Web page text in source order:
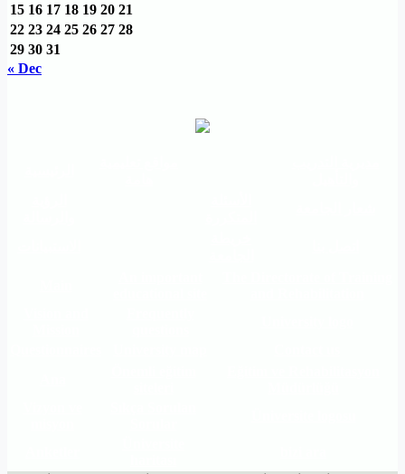
15 16 17 18 19 20 21
22 23 24 25 26 27 28
29 30 31
« Dec